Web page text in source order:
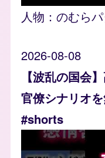
人物： のむら
2026-08-08
【波乱の国会
官僚シナリオ
#shorts